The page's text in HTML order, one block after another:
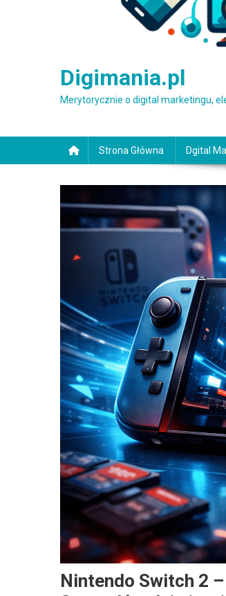
Digimania.pl
Merytorycznie o digital marketingu,
Strona Główna Dgital
Nintendo Switch 2